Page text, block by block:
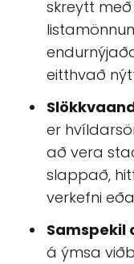
skreytt
eitthvað
er
að vera
slappað,
verkefni
Samspekil
á ýmsa